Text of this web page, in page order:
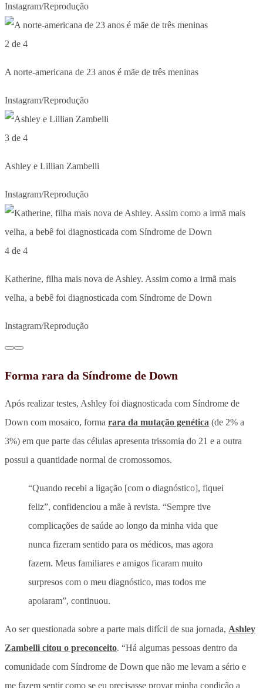
Instagram/Reprodução
2 de 4
A norte-americana de 23 anos é mãe de três meninas
Instagram/Reprodução
3 de 4
Ashley e Lillian Zambelli
Instagram/Reprodução
4 de 4
Katherine, filha mais nova de Ashley. Assim como a irmã mais
velha, a bebê foi diagnosticada com Síndrome de Down
Instagram/Reprodução
Forma rara da Síndrome de Down
Após realizar testes, Ashley foi diagnosticada com Síndrome de
Down com mosaico, forma rara da mutação genética (de 2% a
3%) em que parte das células apresenta trissomia do 21 e a outra
possui a quantidade normal de cromossomos.
“Quando recebi a ligação [com o diagnóstico], fiquei
feliz”, confidenciou a mãe à revista. “Sempre tive
complicações de saúde ao longo da minha vida que
nunca fizeram sentido para os médicos, mas agora
fazem. Meus familiares e amigos ficaram muito
surpresos com o meu diagnóstico, mas todos me
apoiaram”, continuou.
Ao ser questionada sobre a parte mais difícil de sua jornada, Ashley
Zambelli citou o preconceito. “Há algumas pessoas dentro da
comunidade com Síndrome de Down que não me levam a sério e
me fazem sentir como se eu precisasse provar minha condição a